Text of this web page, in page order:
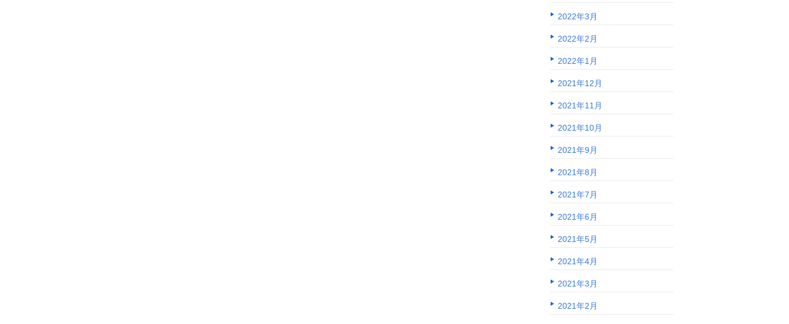
2022年3月
2022年2月
2022年1月
2021年12月
2021年11月
2021年10月
2021年9月
2021年8月
2021年7月
2021年6月
2021年5月
2021年4月
2021年3月
2021年2月